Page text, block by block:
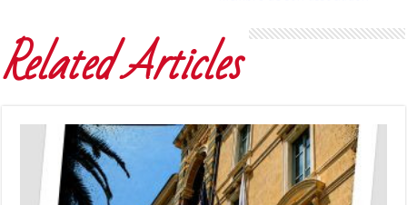
Related Articles